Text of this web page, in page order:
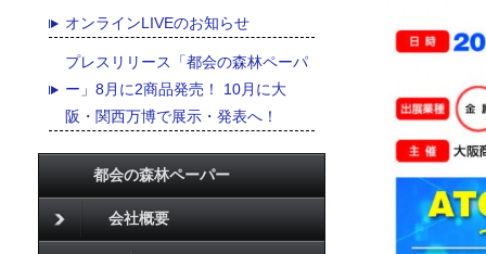
オンラインLIVEのお知らせ
プレスリリース「都会の森林ペーパ
ー」8月に2商品発売！ 10月に大
阪・関西万博で展示・発表へ！
都会の森林ペーパー
会社概要